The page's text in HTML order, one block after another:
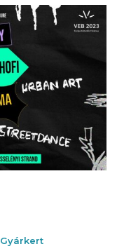
Gyárkert